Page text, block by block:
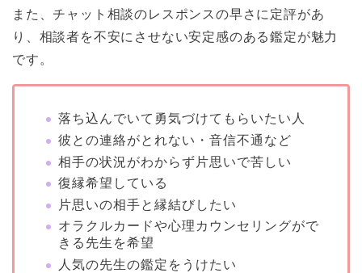
また、チャット相談のレスポンスの早さに定評があ
り、相談者を不安にさせない安定感のある鑑定が魅力
です。
落ち込んでいて勇気づけてもらいたい人
彼との連絡がとれない・音信不通など
相手の状況がわからず片思いで苦しい
復縁希望している
片思いの相手と縁結びしたい
オラクルカードや心理カウンセリングがで
きる先生を希望
人気の先生の鑑定をうけたい